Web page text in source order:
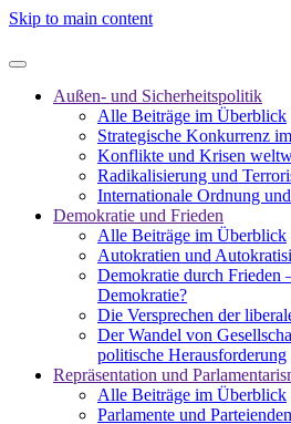
Skip to main content
Außen- und Sicherheitspolitik
Alle Beiträge im Überblick
Strategische Konkurrenz
Konflikte und Krisen
Radikalisierung und
Internationale Ordnung
Demokratie und Frieden
Alle Beiträge im Überblick
Autokratien und
Demokratie durch Frieden
Demokratie?
Die Versprechen der
Der Wandel von
politische Herausforderung
Repräsentation und
Alle Beiträge im Überblick
Parlamente und